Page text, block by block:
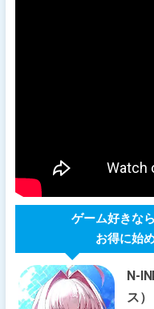
ゲーム好きな
お得に始
N-
ス）